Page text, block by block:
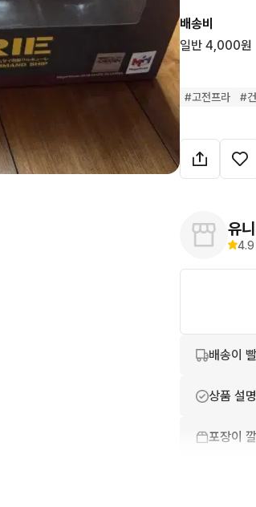
배송비
일반 4,000원
#고전프라 #
유
4.9
배송이
상품 설
포장이